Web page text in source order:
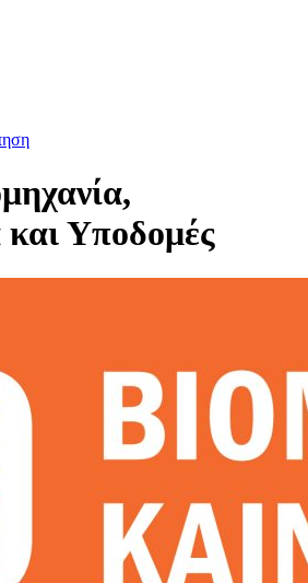
και Υποδομές